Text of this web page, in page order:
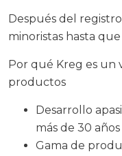
Después del
minoristas hasta
Por qué Kreg es un
productos
Desarrollo
más de 30 años
Gama de